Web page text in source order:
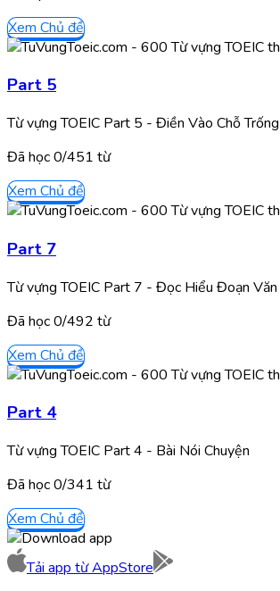
Xem Chủ đề
Part 5
Từ vựng TOEIC Part 5 - Điền Vào Chỗ Trống
Đã học0/451 từ
Xem Chủ đề
Part 7
Từ vựng TOEIC Part 7 - Đọc Hiểu Đoạn Văn
Đã học0/492 từ
Xem Chủ đề
Part 4
Từ vựng TOEIC Part 4 - Bài Nói Chuyện
Đã học0/341 từ
Xem Chủ đề
Tải app từAppStore